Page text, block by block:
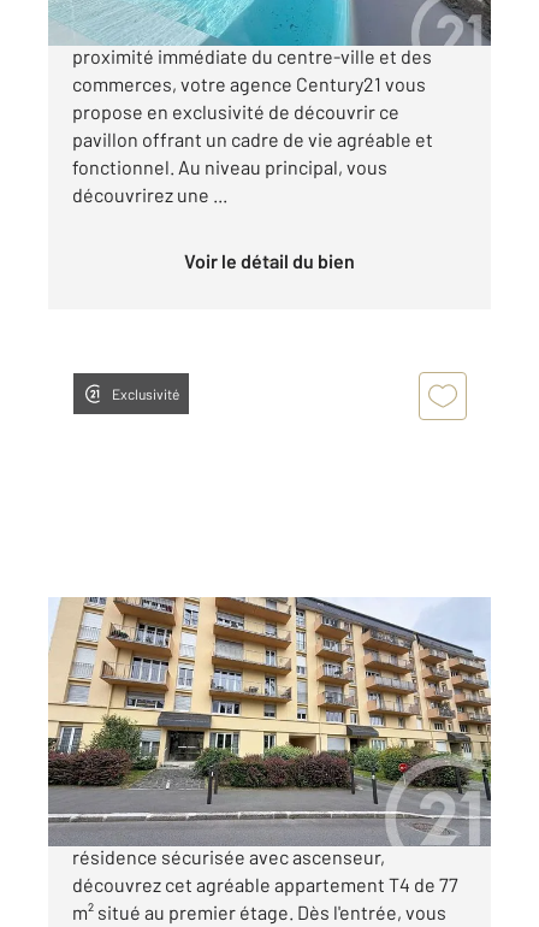
Situé dans un quartier recherché de Guéret, à
proximité immédiate du centre-ville et des
commerces, votre agence Century21 vous
propose en exclusivité de découvrir ce
pavillon offrant un cadre de vie agréable et
fonctionnel. Au niveau principal, vous
découvrirez une ...
Voir le détail du bien
Exclusivité
GUERET 23
77,29 m2, 4 pièces
Ref : 3924
Appartement à vendre
69 900 €
Situé en plein centre-ville, au sein d'une
résidence sécurisée avec ascenseur,
découvrez cet agréable appartement T4 de 77
m² situé au premier étage. Dès l'entrée, vous